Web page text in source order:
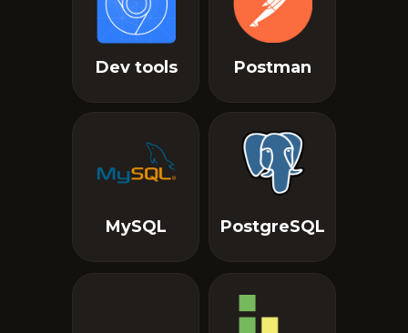
PostgreSQL
MySQL
Postman
Dev tools